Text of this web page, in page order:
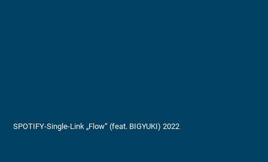
SPOTIFY-Single-Link „Flow“ (feat. BIGYUKI) 2022